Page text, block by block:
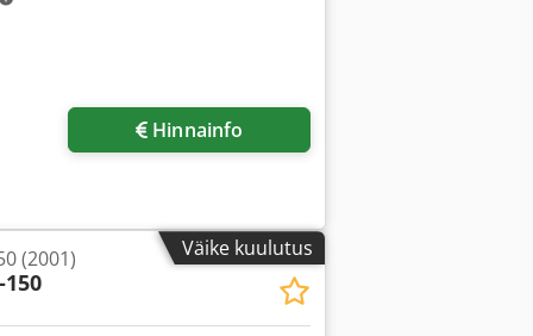
Hinnainfo
Väike kuulutus
(2001)
150